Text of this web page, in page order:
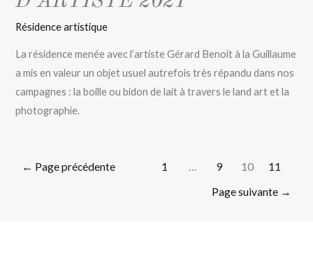
Résidence artistique
La résidence menée avec l’artiste Gérard Benoit à la Guillaume
a mis en valeur un objet usuel autrefois très répandu dans nos
campagnes : la boille ou bidon de lait à travers le land art et la
photographie.
← Page précédente 1 … 9 10 11
Page suivante →